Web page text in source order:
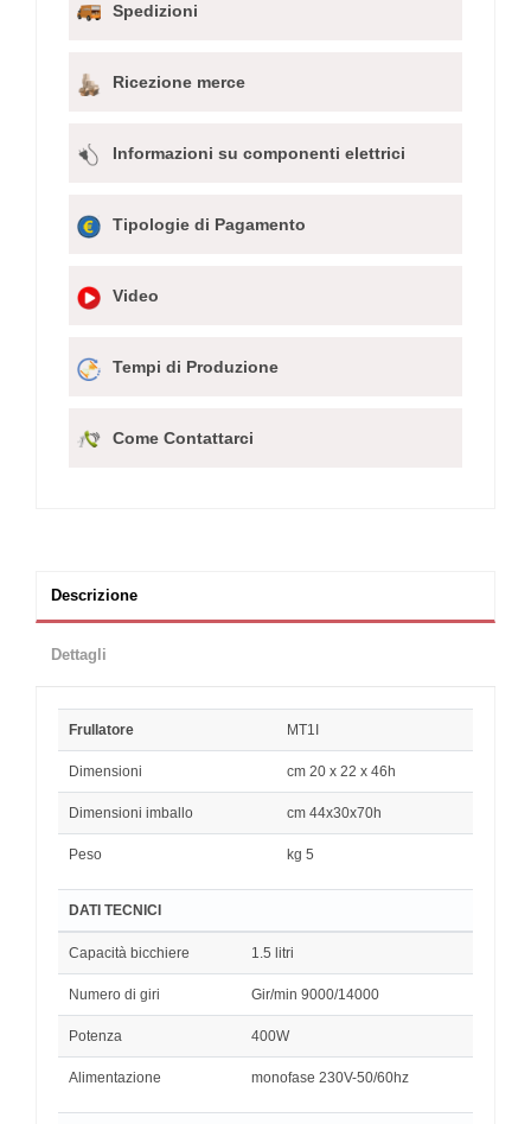
Spedizioni
Ricezione merce
Informazioni su componenti elettrici
Tipologie di Pagamento
Video
Tempi di Produzione
Come Contattarci
Descrizione
Dettagli
Frullatore MT1I
Dimensioni cm 20 x 22 x 46h
Dimensioni imballo cm 44x30x70h
Peso kg 5
DATI TECNICI
Capacità bicchiere 1.5 litri
Numero di giri Gir/min 9000/14000
Potenza 400W
Alimentazione monofase 230V-50/60hz